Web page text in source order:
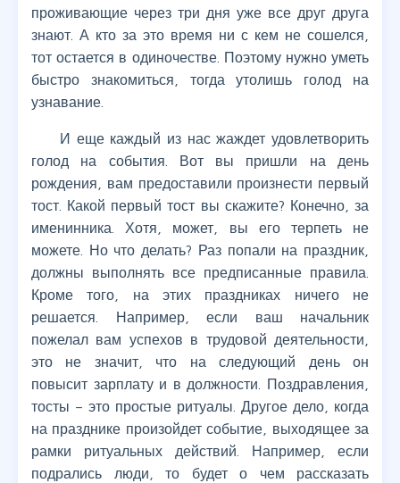
проживающие через три дня уже все друг друга
знают. А кто за это время ни с кем не сошелся,
тот остается в одиночестве. Поэтому нужно уметь
быстро знакомиться, тогда утолишь голод на
узнавание.
И еще каждый из нас жаждет удовлетворить
голод на события. Вот вы пришли на день
рождения, вам предоставили произнести первый
тост. Какой первый тост вы скажите? Конечно, за
именинника. Хотя, может, вы его терпеть не
можете. Но что делать? Раз попали на праздник,
должны выполнять все предписанные правила.
Кроме того, на этих праздниках ничего не
решается. Например, если ваш начальник
пожелал вам успехов в трудовой деятельности,
это не значит, что на следующий день он
повысит зарплату и в должности. Поздравления,
тосты – это простые ритуалы. Другое дело, когда
на празднике произойдет событие, выходящее за
рамки ритуальных действий. Например, если
подрались люди, то будет о чем рассказать